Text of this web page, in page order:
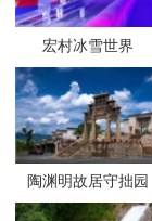
宏村冰雪世界
陶渊明故居守拙园